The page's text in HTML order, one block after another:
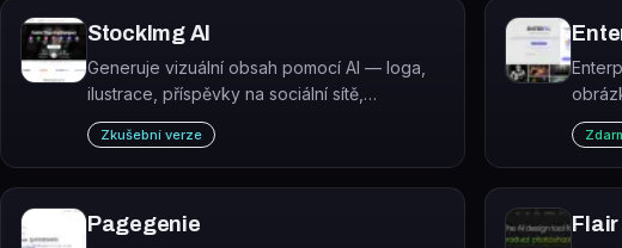
StockImg AI
Generuje vizuální obsah pomocí AI — loga,
ilustrace, příspěvky na sociální sítě,
wallpapery, avatary a další grafické formáty.
Zkušební verze
Pagegenie Flair